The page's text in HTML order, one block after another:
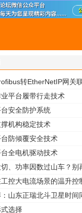
转EtherNetIP网关
平台履带行走技术
安全防护系统
机构稳定技术
防倾覆安全技术
全电机驱动技术
控大电流场景的温升控
选择